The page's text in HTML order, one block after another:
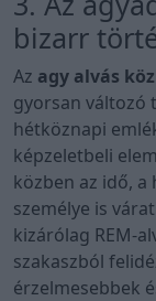
bizarr
Az agy alvás
gyorsan változó
hétköznapi
képzeletbeli
közben az idő, a
személye is
kizárólag REM-
szakaszból
érzelmesebbek